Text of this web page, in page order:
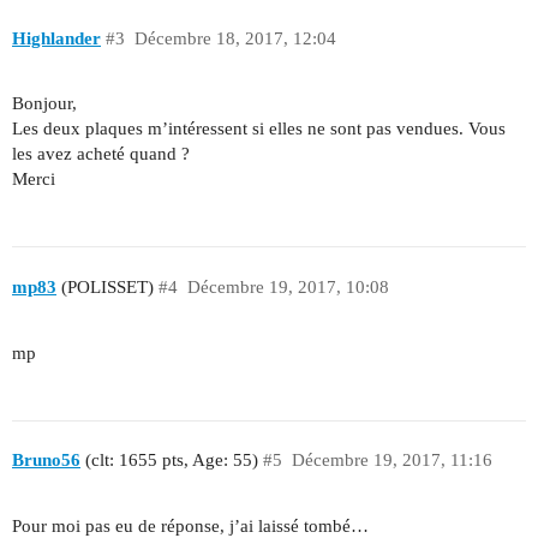
Highlander Décembre 18, 2017, 12:04
#3
Bonjour,
Les deux plaques m’intéressent si elles ne sont pas vendues. Vous
les avez acheté quand ?
Merci
mp83 (POLISSET) Décembre 19, 2017, 10:08
#4
mp
Bruno56 (clt: 1655 pts, Age: 55) Décembre 19, 2017, 11:16
#5
Pour moi pas eu de réponse, j’ai laissé tombé…